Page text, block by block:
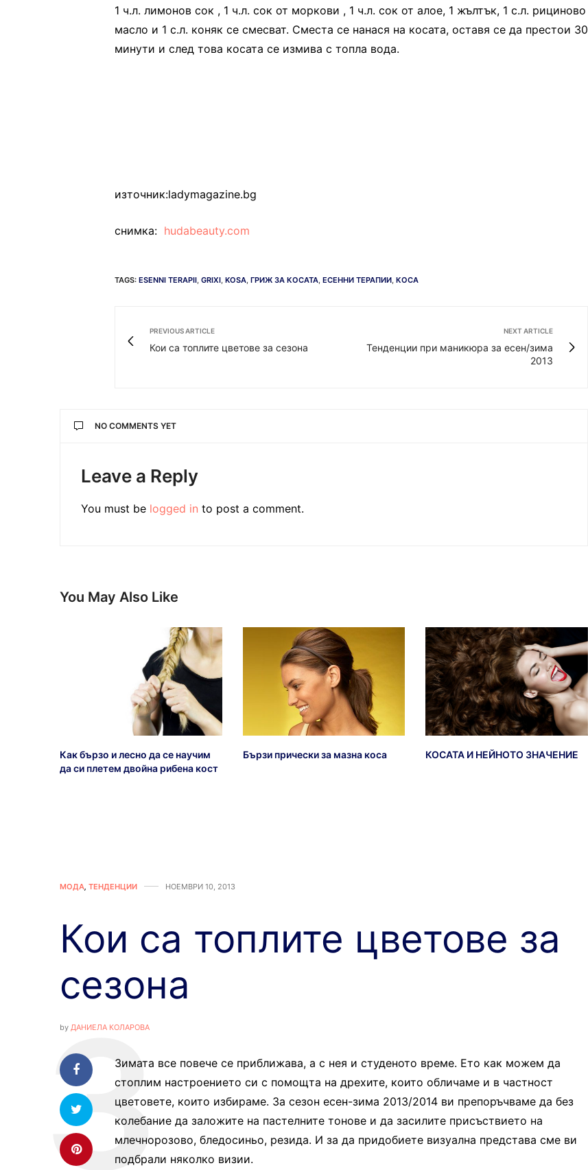
1 ч.л. лимонов сок , 1 ч.л. сок от моркови , 1 ч.л. сок от алое, 1 жълтък, 1 с.л. рициново
масло и 1 с.л. коняк се смесват. Сместа се нанася на косата, оставя се да престои 30
минути и след това косата се измива с топла вода.
източник:ladymagazine.bg
снимка: hudabeauty.com
TAGS: ESENNI TERAPII, GRIXI, KOSA, ГРИЖ ЗА КОСАТА, ЕСЕННИ ТЕРАПИИ, КОСА
PREVIOUS ARTICLE
Кои са топлите цветове за сезона
NEXT ARTICLE
Тенденции при маникюра за есен/зима
2013
NO COMMENTS YET
Leave a Reply
You must be logged in to post a comment.
You May Also Like
Как бързо и лесно да се научим
да си плетем двойна рибена кост
Бързи прически за мазна коса КОСАТА И НЕЙНОТО ЗНАЧЕНИЕ
МОДА, ТЕНДЕНЦИИ НОЕМВРИ 10, 2013
Кои са топлите цветове за
сезона
by ДАНИЕЛА КОЛАРОВА
Зимата все повече се приближава, а с нея и студеното време. Ето как можем да
стоплим настроението си с помощта на дрехите, които обличаме и в частност
цветовете, които избираме. За сезон есен-зима 2013/2014 ви препоръчваме да без
колебание да заложите на пастелните тонове и да засилите присъствието на
млечнорозово, бледосиньо, резида. И за да придобиете визуална представа сме ви
подбрали няколко визии.